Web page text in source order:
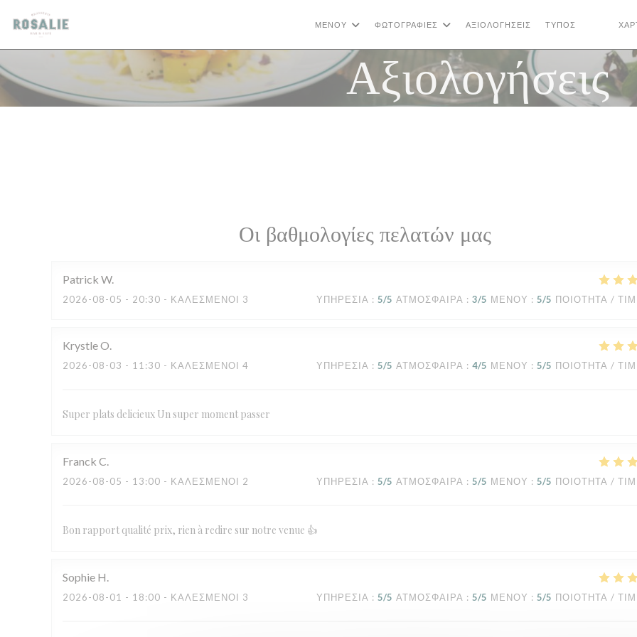
Πίνακας διαχείρισης "Μπισκότων" (Cookies)
ΜΕΝΟΎ ΦΩΤΟΓΡΑΦΊΕΣ ΑΞΙΟΛΟΓΉΣΕΙΣ ΤΎΠΟΣ
Αξιολογήσεις
Οι βαθμολογίες πελατών μας
Patrick W
2026-08-05 - 20:30 - ΚΑΛΕΣΜΈΝΟΙ 3 ΥΠΗΡΕΣΊΑ : 5/5 ΑΤΜΌΣΦΑΙΡΑ : 3/5 ΜΕΝΟΎ : 5/5 ΠΟΙΌΤΗΤΑ /
KrystleO
2026-08-03 - 11:30 - ΚΑΛΕΣΜΈΝΟΙ 4 ΥΠΗΡΕΣΊΑ : 5/5 ΑΤΜΌΣΦΑΙΡΑ : 4/5 ΜΕΝΟΎ : 5/5 ΠΟΙΌΤΗΤΑ /
Super plats delicieux Un super moment passer
Franck C
2026-08-05 - 13:00 - ΚΑΛΕΣΜΈΝΟΙ 2 ΥΠΗΡΕΣΊΑ : 5/5 ΑΤΜΌΣΦΑΙΡΑ : 5/5 ΜΕΝΟΎ : 5/5 ΠΟΙΌΤΗΤΑ /
Bon rapport qualité prix, rien à redire sur notre venue 👍
Sophie H
2026-08-01 - 18:00 - ΚΑΛΕΣΜΈΝΟΙ 3 ΥΠΗΡΕΣΊΑ : 5/5 ΑΤΜΌΣΦΑΙΡΑ : 5/5 ΜΕΝΟΎ : 5/5 ΠΟΙΌΤΗΤΑ /